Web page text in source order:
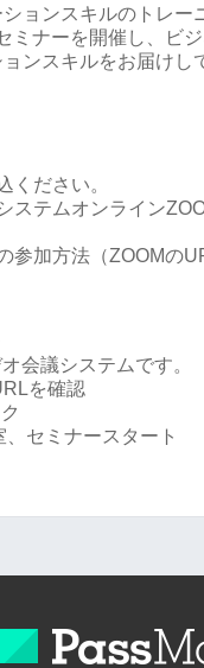
ョンスキルのトレー
ミナーを開催し、ビ
ンスキルをお届けし
ください。
テムオンライン
加方法（ZOOMの
会議システムです。
を確認
セミナースタート